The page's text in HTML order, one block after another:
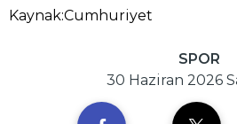
Kaynak:Cumhuriyet
SPOR
30 Haziran 2026